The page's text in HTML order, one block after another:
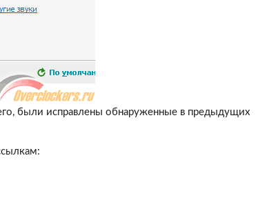
были исправлены обнаруженные в предыдущих